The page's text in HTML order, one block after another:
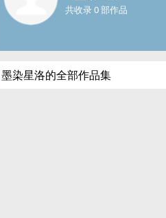
共收录 0 部作品
墨染星洛的全部作品集